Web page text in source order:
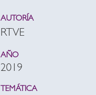
AUTORÍA
RTVE
AÑO
2019
TEMÁTICA